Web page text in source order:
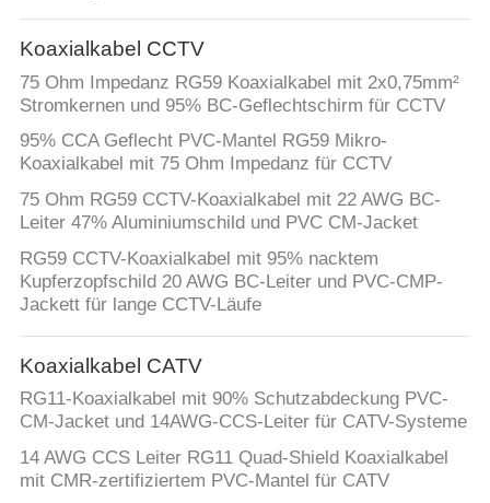
Koaxialkabel CCTV
75 Ohm Impedanz RG59 Koaxialkabel mit 2x0,75mm²
Stromkernen und 95% BC-Geflechtschirm für CCTV
95% CCA Geflecht PVC-Mantel RG59 Mikro-
Koaxialkabel mit 75 Ohm Impedanz für CCTV
75 Ohm RG59 CCTV-Koaxialkabel mit 22 AWG BC-
Leiter 47% Aluminiumschild und PVC CM-Jacket
RG59 CCTV-Koaxialkabel mit 95% nacktem
Kupferzopfschild 20 AWG BC-Leiter und PVC-CMP-
Jackett für lange CCTV-Läufe
Koaxialkabel CATV
RG11-Koaxialkabel mit 90% Schutzabdeckung PVC-
CM-Jacket und 14AWG-CCS-Leiter für CATV-Systeme
14 AWG CCS Leiter RG11 Quad-Shield Koaxialkabel
mit CMR-zertifiziertem PVC-Mantel für CATV